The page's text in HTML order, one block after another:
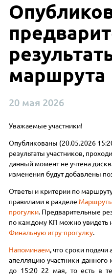
маршрута
20 мая 2026
Уважаемые участники!
Опубликованы (20.05.2026
результаты участников,
данный момент не учтена
изменения будут добавлены
Ответы и критерии по
правилами в разделе
прогулки. Предварительные
по каждому КП можно увидеть
Финальную игру-прогулку.
Напоминаем, что сроки
апелляцию участники данного
до 15:20 22 мая, то есть в